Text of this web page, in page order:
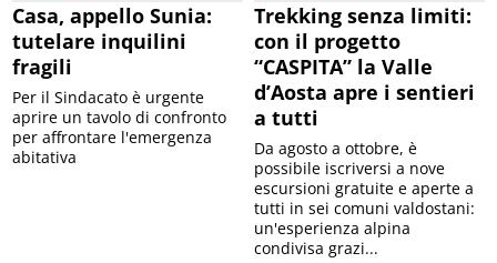
Casa, appello Sunia:
tutelare inquilini
fragili
Per il Sindacato è urgente
aprire un tavolo di confronto
per affrontare l'emergenza
abitativa
Trekking senza limiti:
con il progetto
“CASPITA” la Valle
d’Aosta apre i sentieri
a tutti
Da agosto a ottobre, è
possibile iscriversi a nove
escursioni gratuite e aperte a
tutti in sei comuni valdostani:
un'esperienza alpina
condivisa grazi...